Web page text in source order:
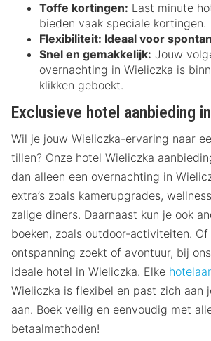
Toffe kortingen: Last minute
bieden vaak speciale kortingen.
Flexibiliteit: Ideaal voor
Snel en gemakkelijk: Jouw
overnachting in Wieliczka is
klikken geboekt.
Exclusieve hotel aanbieding
Wil je jouw Wieliczka-ervaring naar
tillen? Onze hotel Wieliczka
dan alleen een overnachting in
extra’s zoals kamerupgrades,
zalige diners. Daarnaast kun je ook
boeken, zoals outdoor-activiteiten. Of
ontspanning zoekt of avontuur, bij
ideale hotel in Wieliczka. Elke
Wieliczka is flexibel en past zich aan
aan. Boek veilig en eenvoudig met
betaalmethoden!